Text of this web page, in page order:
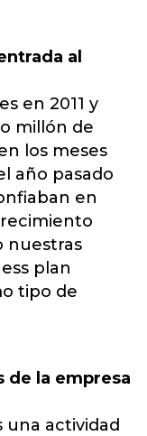
al
en 2011 y
millón de
los meses
año pasado
en
nuestras
plan
tipo de
de la empresa
actividad